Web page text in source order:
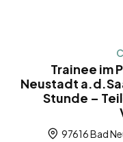
Trainee im
Neustadt
Stunde –
97616 Bad